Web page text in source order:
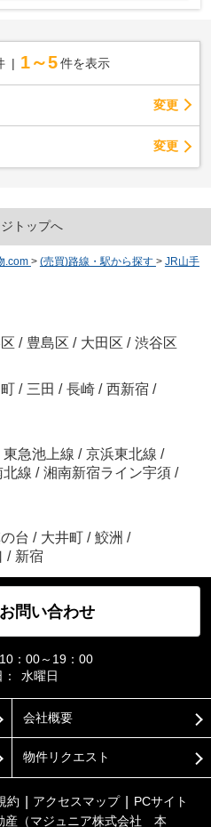
1～5 件を表示
変更
変更
トップへ
.com > (売買)路線・駅から探す > JR山手
/ 豊島区 / 大田区 / 渋谷区
/ 三田 / 長崎 / 西新宿 /
東急池上線 / 京浜東北線 /
北線 / 湘南新宿ライン宇須 /
台 / 大井町 / 鮫洲 /
/ 新宿
問い合わせ
10：00～19：00
水曜日
会社概要
物件リクエスト
約 アクセスマップ
PCサイト
産（マジュニア株式会社 本